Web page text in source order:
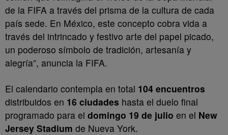
de la FIFA a través del prisma de la cultura de cada
país sede. En México, este concepto cobra vida a
través del intrincado y festivo arte del papel picado,
un poderoso símbolo de tradición, artesanía y
alegría”, anuncia la FIFA.
El calendario contempla en total 104 encuentros
distribuidos en 16 ciudades hasta el duelo final
programado para el domingo 19 de julio en el New
Jersey Stadium de Nueva York.